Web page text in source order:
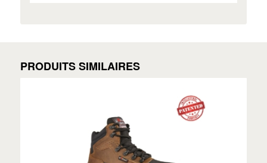
PRODUITS SIMILAIRES